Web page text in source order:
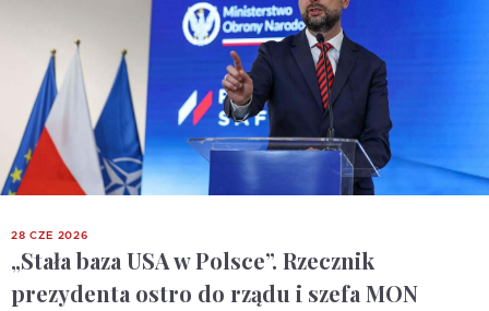
28 CZE 2026
„Stała baza USA w Polsce”. Rzecznik
prezydenta ostro do rządu i szefa MON